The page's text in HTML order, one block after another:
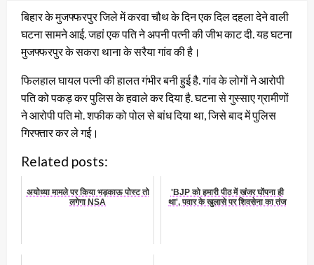
बिहार के मुजफ्फरपुर जिले में करवा चौथ के दिन एक दिल दहला देने वाली
घटना सामने आई. जहां एक पति ने अपनी पत्नी की जीभ काट दी. यह घटना
मुजफ्फरपुर के सकरा थाना के सरैया गांव की है।
फिलहाल घायल पत्नी की हालत गंभीर बनी हुई है. गांव के लोगों ने आरोपी
पति को पकड़ कर पुलिस के हवाले कर दिया है. घटना से गुस्साए ग्रामीणों
ने आरोपी पति मो. शफीक को पोल से बांध दिया था, जिसे बाद में पुलिस
गिरफ्तार कर ले गई।
Related posts:
अयोध्‍या मामले पर किया भड़काऊ पोस्‍ट तो
लगेगा NSA
'BJP को हमारी पीठ में खंजर घोंपना ही
था', पवार के खुलासे पर शिवसेना का तंज